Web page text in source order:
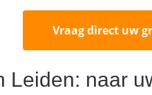
Vraag direct uw
Leiden: naar